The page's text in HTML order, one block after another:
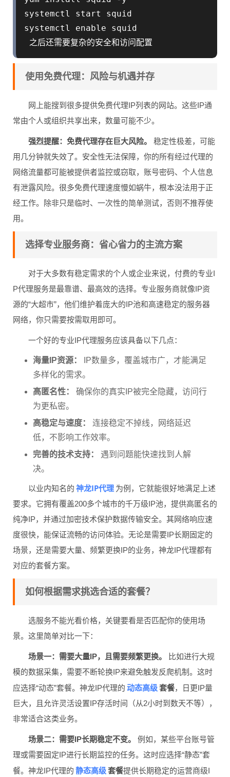
systemctl start squid
systemctl enable squid
使用免费代理：风险与机遇并存
网上能搜到很多提供免费代理IP列表的网站。这些IP通
常由个人或组织共享出来，数量可能不少。
强烈提醒：免费代理存在巨大风险。
稳定性极差，可能
用几分钟就失效了。安全性无法保障，你的所有经过代理的
网络流量都可能被提供者监控或窃取，账号密码、个人信息
有泄露风险。很多免费代理速度慢如蜗牛，根本没法用于正
经工作。除非只是临时、一次性的简单测试，否则不推荐使
用。
选择专业服务商：省心省力的主流方案
对于大多数有稳定需求的个人或企业来说，付费的专业I
P代理服务是最靠谱、最高效的选择。专业服务商就像IP资
源的“大超市”，他们维护着庞大的IP池和高速稳定的服务器
网络，你只需要按需取用即可。
一个好的专业IP代理服务应该具备以下几点：
海量IP资源：
IP数量多，覆盖城市广，才能满足
多样化的需求。
高匿名性：
确保你的真实IP被完全隐藏，访问行
为更私密。
高稳定与速度：
连接稳定不掉线，网络延迟
低，不影响工作效率。
完善的技术支持：
遇到问题能快速找到人解
决。
以业内知名的 神龙IP代理 为例，它就能很好地满足上述
要求。它拥有覆盖200多个城市的千万级IP池，提供高匿名的
纯净IP，并通过加密技术保护数据传输安全。其网络响应速
度很快，能保证流畅的访问体验。无论是需要IP长期固定的
场景，还是需要大量、频繁更换IP的业务，神龙IP代理都有
对应的套餐方案。
如何根据需求挑选合适的套餐？
选服务不能光看价格，关键要看是否匹配你的使用场
景。这里简单对比一下：
场景一：需要大量IP，且需要频繁更换。
比如进行大规
模的数据采集，需要不断轮换IP来避免触发反爬机制。这时
应选择“动态”套餐。神龙IP代理的 动态高级套餐，日更IP量
巨大，且允许灵活设置IP存活时间（从2小时到数天不等），
非常适合这类业务。
场景二：需要IP长期稳定不变。
例如，某些平台账号管
理或需要固定IP进行长期监控的任务。这时应选择“静态”套
餐。神龙IP代理的 静态高级套餐提供长期稳定的运营商级I